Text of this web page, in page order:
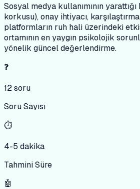
Sosyal medya kullanımının
korkusu), onay ihtiyacı, karşılaştırma
platformların ruh hali üzerindeki
ortamının en yaygın psikolojik
yönelik güncel değerlendirme.
❓
12 soru
Soru Sayısı
⏱️
4-5 dakika
Tahmini Süre
🤖